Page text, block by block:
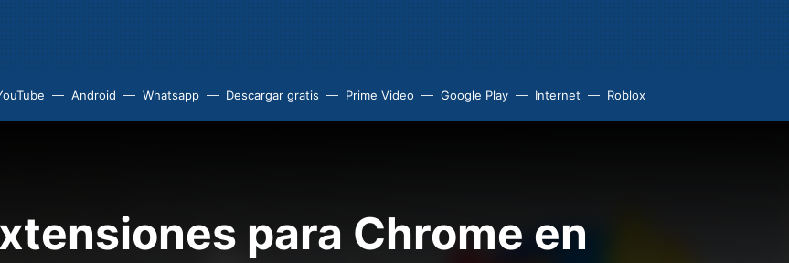
Android Whatsapp Descargar gratis Prime Video Google Play Internet Roblox
para Chrome en